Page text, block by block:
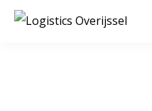
Spring
Door
Spring